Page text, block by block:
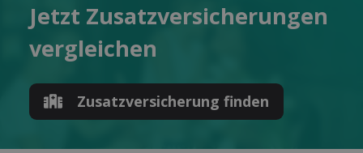
Jetzt Zusatz­versicherungen
ver­gleichen
Zusatz­versicherung finden